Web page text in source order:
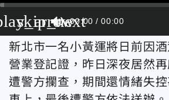
skip_next
00:00 00:00
新北市一名小黃運將日前因
營業登記證，昨日深夜居然
遭警方攔查，期間還情緒失